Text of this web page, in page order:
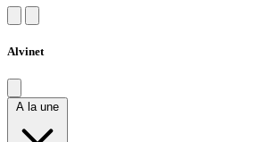
Alvinet
A la une